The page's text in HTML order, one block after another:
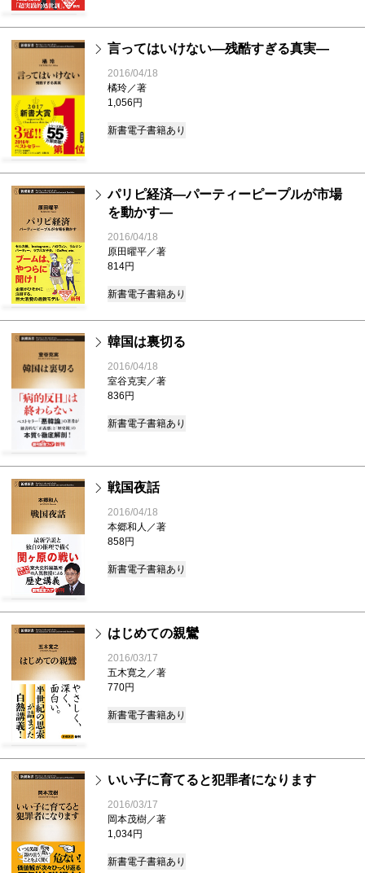
言ってはいけない―残酷すぎる真実―
2016/04/18
橘玲／著
1,056円
新書電子書籍あり
パリピ経済―パーティーピープルが市場
を動かす―
2016/04/18
原田曜平／著
814円
新書電子書籍あり
韓国は裏切る
2016/04/18
室谷克実／著
836円
新書電子書籍あり
戦国夜話
2016/04/18
本郷和人／著
858円
新書電子書籍あり
はじめての親鸞
2016/03/17
五木寛之／著
770円
新書電子書籍あり
いい子に育てると犯罪者になります
2016/03/17
岡本茂樹／著
1,034円
新書電子書籍あり